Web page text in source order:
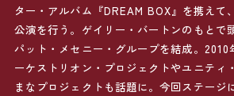
ター・アルバム『DREAM BOX』を携えて
公演を行う。ゲイリー・バートンのもとで
パット・メセニー・グループを結成。2010
ーケストリオン・プロジェクトやユニティ
まなプロジェクトも話題に。今回ステージ